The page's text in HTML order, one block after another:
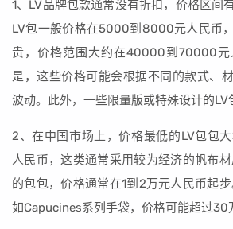
1、LV品牌包款通常没有折扣，价格区间
LV包一般价格在5000到8000元人民币
贵，价格范围大约在40000到70000元
是，这些价格可能会根据不同的款式、
波动。此外，一些限量版或特殊设计的LV
2、在中国市场上，价格最低的LV包包
人民币，这类通常采用较为经济的帆布
的包包，价格通常在1到2万元人民币起
如Capucines系列手袋，价格可能超过30